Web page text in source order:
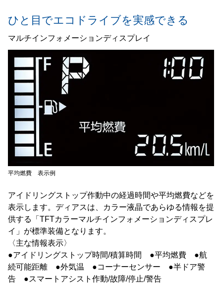
ひと目でエコドライブを実感できる
マルチインフォメーションディスプレイ
アイドリングストップ作動中の経過時間や平均燃費などを
表示します。ディアスは、カラー液晶であらゆる情報を提
供する「TFTカラーマルチインフォメーションディスプレ
イ」が標準装備となります。
〈主な情報表示〉
●アイドリングストップ時間/積算時間 ●平均燃費 ●航
続可能距離 ●外気温 ●コーナーセンサー ●半ドア警
告 ●スマートアシスト作動/故障/停止/警告
平均燃費 表示例